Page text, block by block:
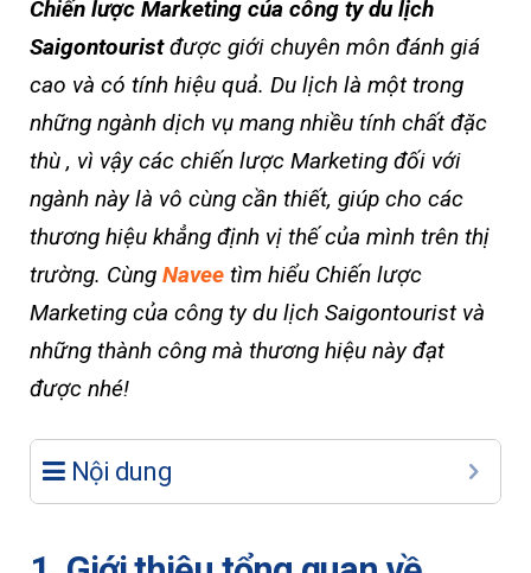
Chiến lược Marketing của công ty du lịch
Saigontouristđược giới chuyên môn đánh giá
cao và có tính hiệu quả. Du lịch là một trong
những ngành dịch vụ mang nhiều tính chất đặc
thù , vì vậy các chiến lược Marketing đối với
ngành này là vô cùng cần thiết, giúp cho các
thương hiệu khẳng định vị thế của mình trên thị
trường. Cùng Navee tìm hiểu Chiến lược
Marketing của công ty du lịch Saigontourist và
những thành công mà thương hiệu này đạt
được nhé!
Nội dung